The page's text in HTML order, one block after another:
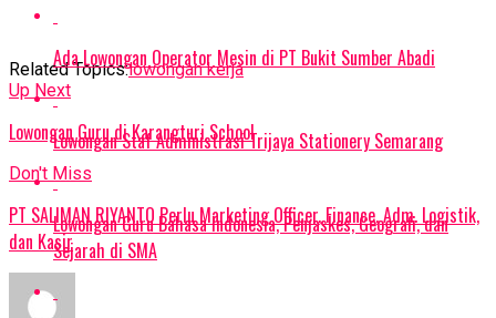
Related Topics:lowongan kerja
Up Next
Lowongan Guru di Karangturi School
Don't Miss
PT SALIMAN RIYANTO Perlu Marketing Officer, Finance, Adm. Logistik,
dan Kasir
Ada Lowongan Operator Mesin di PT Bukit Sumber Abadi
Lowongan Staf Administrasi Trijaya Stationery Semarang
Lowongan Guru Bahasa Indonesia, Penjaskes, Geografi, dan
Sejarah di SMA